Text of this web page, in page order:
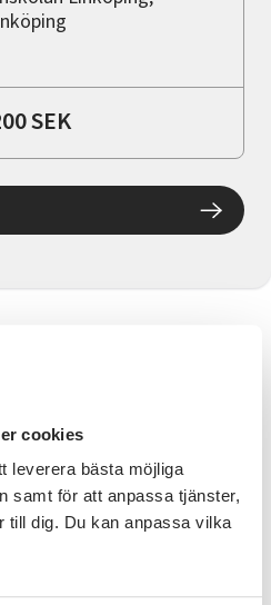
cookies
leverera bästa möjliga
samt för att anpassa tjänster,
till dig. Du kan anpassa vilka
läser om vad som är bra
vila aktivitet i kosten
62
SEK